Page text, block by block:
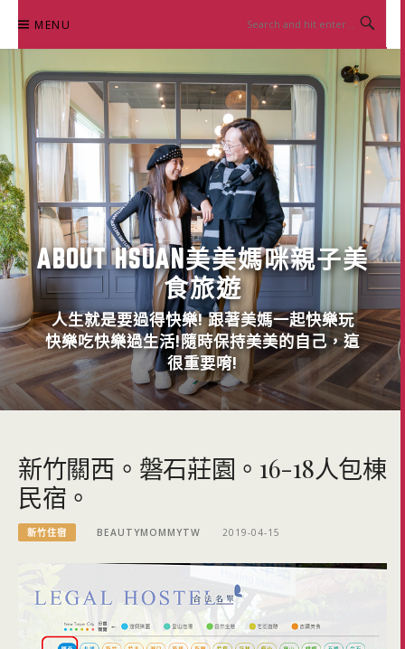
content
MENU
ABOUT HSUAN美美媽咪親子美
食旅遊
人生就是要過得快樂! 跟著美媽一起快樂玩
快樂吃快樂過生活!隨時保持美美的自己，這
很重要唷!
新竹關西。磐石莊園。16-18人包棟
民宿。
新竹住宿 BEAUTYMOMMYTW 2019-04-15